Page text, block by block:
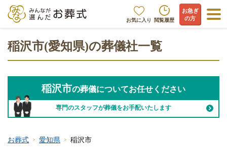
お気に入り 閲覧履歴
お急ぎ
の方
稲沢市(愛知県)の葬儀社一覧
稲沢市の葬儀についてお任せください
専門のスタッフが葬儀をお手配いたします
お葬式 愛知県 稲沢市